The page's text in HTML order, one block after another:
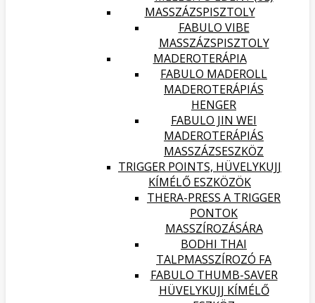
MASSZÁZSPISZTOLY
FABULO VIBE
MASSZÁZSPISZTOLY
MADEROTERÁPIA
FABULO MADEROLL
MADEROTERÁPIÁS
HENGER
FABULO JIN WEI
MADEROTERÁPIÁS
MASSZÁZSESZKÖZ
TRIGGER POINTS, HÜVELYKUJJ
KÍMÉLŐ ESZKÖZÖK
THERA-PRESS A TRIGGER
PONTOK
MASSZÍROZÁSÁRA
BODHI THAI
TALPMASSZÍROZÓ FA
FABULO THUMB-SAVER
HÜVELYKUJJ KÍMÉLŐ